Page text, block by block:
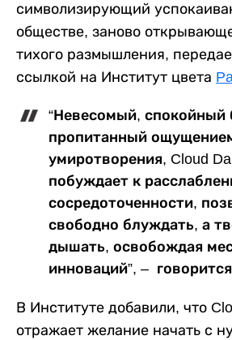
символизирующий
обществе, заново
тихого размышления,
ссылкой на Институт цвета
“Невесомый, спокойный
пропитанный
умиротворения, Cloud
побуждает к
сосредоточенности,
свободно блуждать, а
дышать, освобождая
инноваций”, –
В Институте добавили, что
отражает желание начать с